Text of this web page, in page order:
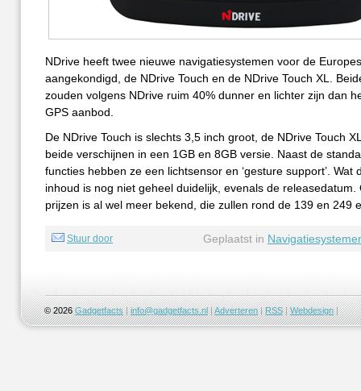
NDrive heeft twee nieuwe navigatiesystemen voor de
aangekondigd, de NDrive Touch en de NDrive Touch XL.
zouden volgens NDrive ruim 40% dunner en lichter zijn dan
GPS aanbod.
De NDrive Touch is slechts 3,5 inch groot, de NDrive Touch
beide verschijnen in een 1GB en 8GB versie. Naast de
functies hebben ze een lichtsensor en ‘gesture support’. Wat
inhoud is nog niet geheel duidelijk, evenals de releasedatum.
prijzen is al wel meer bekend, die zullen rond de 139 en 249
Stuur door Geplaatst in
© 2026Gadgetfacts |info@gadgetfacts.nl|Adverteren|RSS|Webdesign|